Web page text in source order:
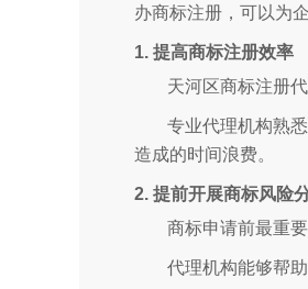
办商标注册，可以为
1. 提高商标注册效率
天河区商标注册
专业代理机构熟
造成的时间浪费。
2. 提前开展商标风险
商标申请前最重
代理机构能够帮